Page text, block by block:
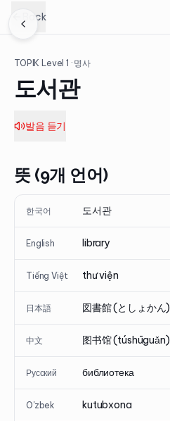
Back
TOPIK Level1 · 명사
도서관
발음 듣기
뜻 (9개 언어)
한국어 도서관
English library
Tiếng Việt thư viện
日本語 図書館 (としょかん)
中文 图书馆 (túshūguǎn)
Русский библиотека
O'zbek kutubxona